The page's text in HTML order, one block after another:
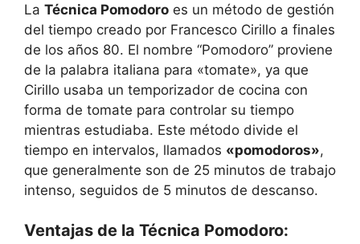
La Técnica Pomodoro es un método de gestión
del tiempo creado por Francesco Cirillo a finales
de los años 80. El nombre “Pomodoro” proviene
de la palabra italiana para «tomate», ya que
Cirillo usaba un temporizador de cocina con
forma de tomate para controlar su tiempo
mientras estudiaba. Este método divide el
tiempo en intervalos, llamados «pomodoros»,
que generalmente son de 25 minutos de trabajo
intenso, seguidos de 5 minutos de descanso.
Ventajas de la Técnica Pomodoro: